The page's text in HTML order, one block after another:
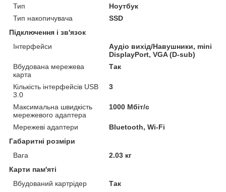
Тип
Ноутбук
Тип накопичувача
SSD
Підключення і зв'язок
Інтерфейси
Аудіо вихід/Навушники, mini
DisplayPort, VGA (D-sub)
Вбудована мережева
карта
Так
Кількість інтерфейсів USB
3.0
3
Максимальна швидкість
мережевого адаптера
1000 Мбіт/с
Мережеві адаптери
Bluetooth, Wi-Fi
Габаритні розміри
Вага
2.03 кг
Карти пам'яті
Вбудований картрідер
Так